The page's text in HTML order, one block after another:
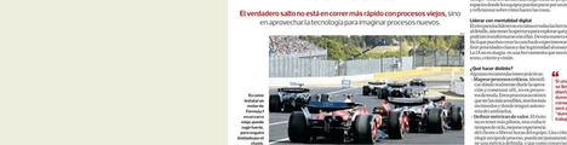
Logística / Operaciones Finanzas